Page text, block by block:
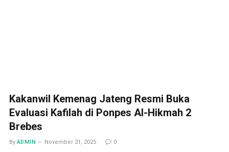
Kakanwil Kemenag Jateng Resmi Buka
Evaluasi Kafilah di Ponpes Al-Hikmah 2
Brebes
By ADMIN November 21, 2025 0